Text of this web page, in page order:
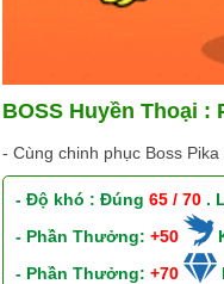
BOSS Huyền Thoại :
- Cùng chinh phục Boss
- Độ khó : Đúng65 / 70 .
- Phần Thưởng:+50
- Phần Thưởng:+70